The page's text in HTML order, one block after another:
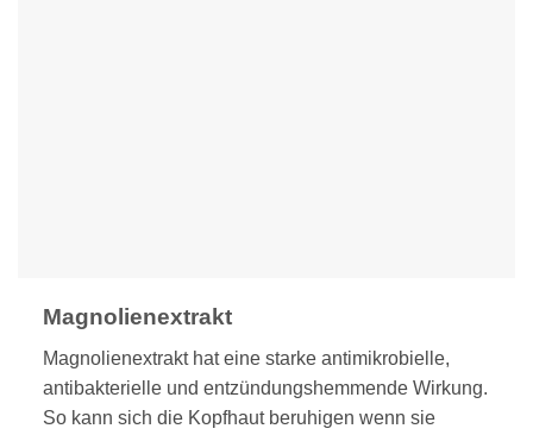
Magnolienextrakt
Magnolienextrakt hat eine starke antimikrobielle,
antibakterielle und entzündungshemmende Wirkung.
So kann sich die Kopfhaut beruhigen wenn sie